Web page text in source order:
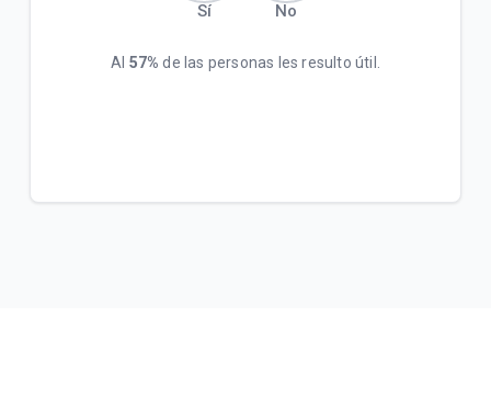
Sí No
Al 57% de las personas les resulto útil.